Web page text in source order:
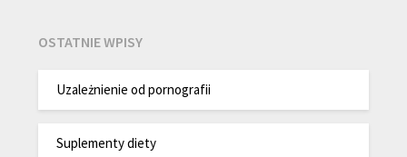
OSTATNIE WPISY
Uzależnienie od pornografii
Suplementy diety